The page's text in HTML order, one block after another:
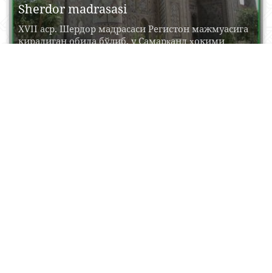
Sherdor madrasasi
XVII аср. Шердор мадрасаси Регистон мажмуасига
кирадиган обида бўлиб, у Самарқанд ҳокими